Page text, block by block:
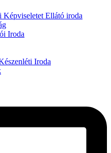
Képviseletet Ellátó iroda
Iroda
Iroda